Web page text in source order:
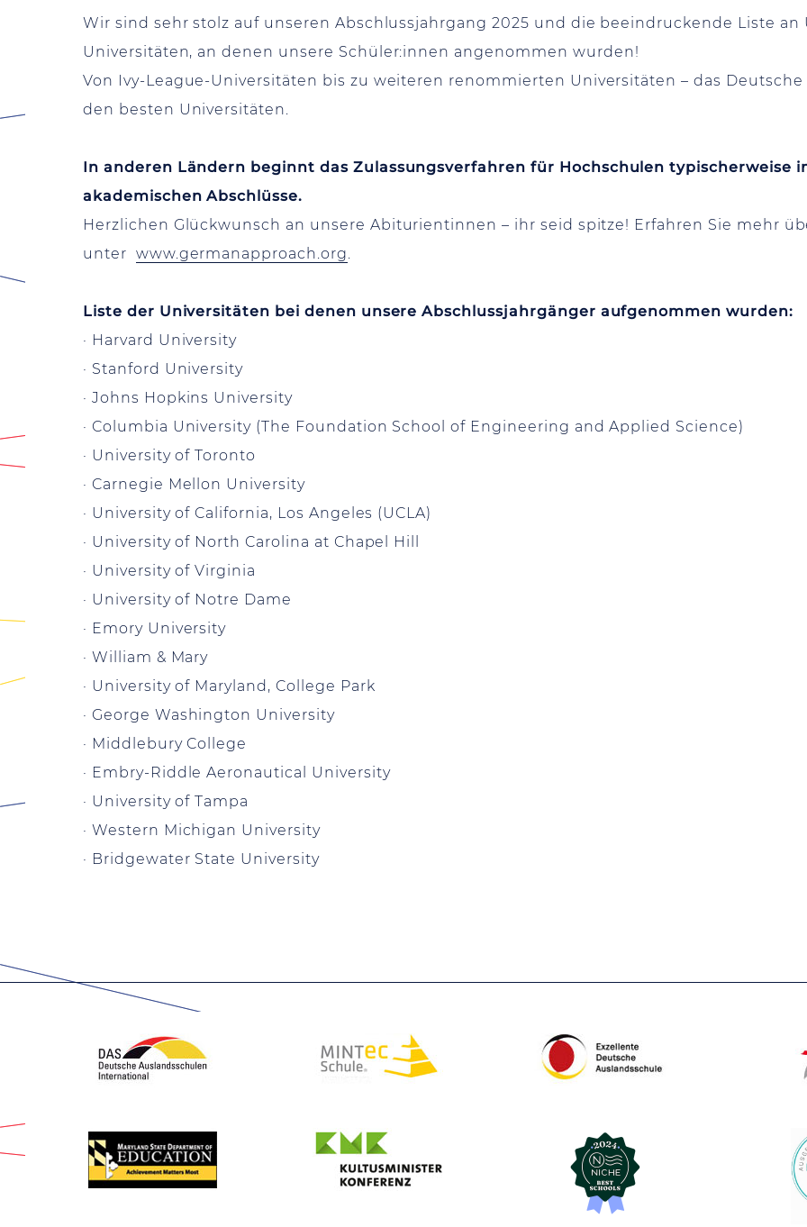
Wir sind sehr stolz auf unseren Abschlussjahrgang 2025 und die beeindruckende Liste
Universitäten, an denen unsere Schüler:innen angenommen wurden!
Von Ivy-League-Universitäten bis zu weiteren renommierten Universitäten – das
den besten Universitäten.
In anderen Ländern beginnt das Zulassungsverfahren für Hochschulen typischerweise
akademischen Abschlüsse.
Herzlichen Glückwunsch an unsere Abiturientinnen – ihr seid spitze! Erfahren Sie mehr
unter www.germanapproach.org.
Liste der Universitäten bei denen unsere Abschlussjahrgänger aufgenommen wurden:
· Harvard University
· Stanford University
· Johns Hopkins University
· Columbia University (The Foundation School of Engineering and Applied Science)
· University of Toronto
· Carnegie Mellon University
· University of California, Los Angeles (UCLA)
· University of North Carolina at Chapel Hill
· University of Virginia
· University of Notre Dame
· Emory University
· William & Mary
· University of Maryland, College Park
· George Washington University
· Middlebury College
· Embry-Riddle Aeronautical University
· University of Tampa
· Western Michigan University
· Bridgewater State University